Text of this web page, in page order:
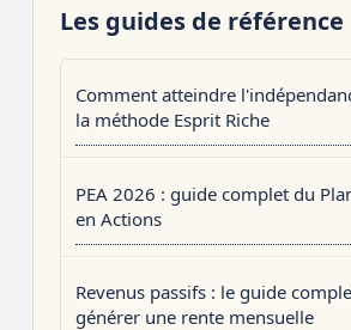
Les guides de référence
Comment atteindre
la méthode Esprit Riche
PEA 2026 : guide complet du
en Actions
Revenus passifs : le guide
générer une rente mensuelle